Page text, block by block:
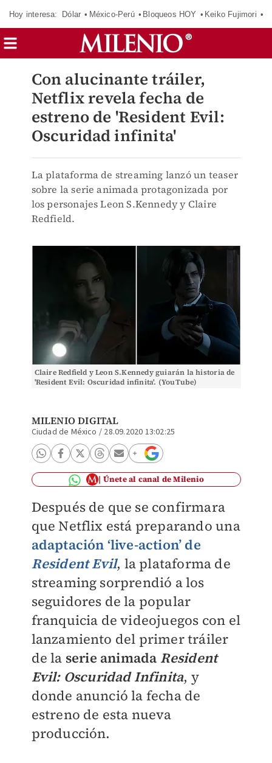
Hoy interesa: Dólar México-Perú Bloqueos HOY Keiko Fujimori
Con alucinante tráiler,
Netflix revela fecha de
estreno de 'Resident Evil:
Oscuridad infinita'
La plataforma de streaming lanzó un teaser
sobre la serie animada protagonizada por
los personajes Leon S.Kennedy y Claire
Redfield.
Claire Redfield y Leon S.Kennedy guiarán la historia de
'Resident Evil: Oscuridad infinita'. (YouTube)
MILENIO DIGITAL
Ciudad de México / 28.09.2020 13:02:25
Únete al canal de Milenio
Después de que se confirmara
que Netflix está preparando una
adaptación ‘live-action’ de
Resident Evil, la plataforma de
streaming sorprendió a los
seguidores de la popular
franquicia de videojuegos con el
lanzamiento del primer tráiler
de la serie animada Resident
Evil: Oscuridad Infinita, y
donde anunció la fecha de
estreno de esta nueva
producción.